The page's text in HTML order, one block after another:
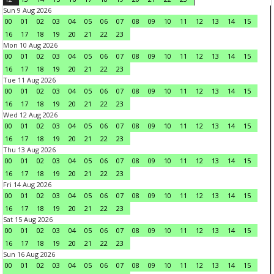
Sun 9 Aug 2026
00
01 02 03 04 05 06 07 08 09 10 11 12 13 14
15
16
17 18 19 20 21 22
23
Mon 10 Aug 2026
00
01 02 03 04 05 06 07 08 09 10 11 12 13 14
15
16
17 18 19 20 21 22
23
Tue 11 Aug 2026
00
01 02 03 04 05 06 07 08 09 10 11 12 13 14
15
16
17 18 19 20 21 22
23
Wed 12 Aug 2026
00
01 02 03 04 05 06 07 08 09 10 11 12 13 14
15
16
17 18 19 20 21 22
23
Thu 13 Aug 2026
00
01 02 03 04 05 06 07 08 09 10 11 12 13 14
15
16
17 18 19 20 21 22
23
Fri 14 Aug 2026
00
01 02 03 04 05 06 07 08 09 10 11 12 13 14
15
16
17 18 19 20 21 22
23
Sat 15 Aug 2026
00
01 02 03 04 05 06 07 08 09 10 11 12 13 14
15
16
17 18 19 20 21 22
23
Sun 16 Aug 2026
00
01 02 03 04 05 06 07 08 09 10 11 12 13 14
15